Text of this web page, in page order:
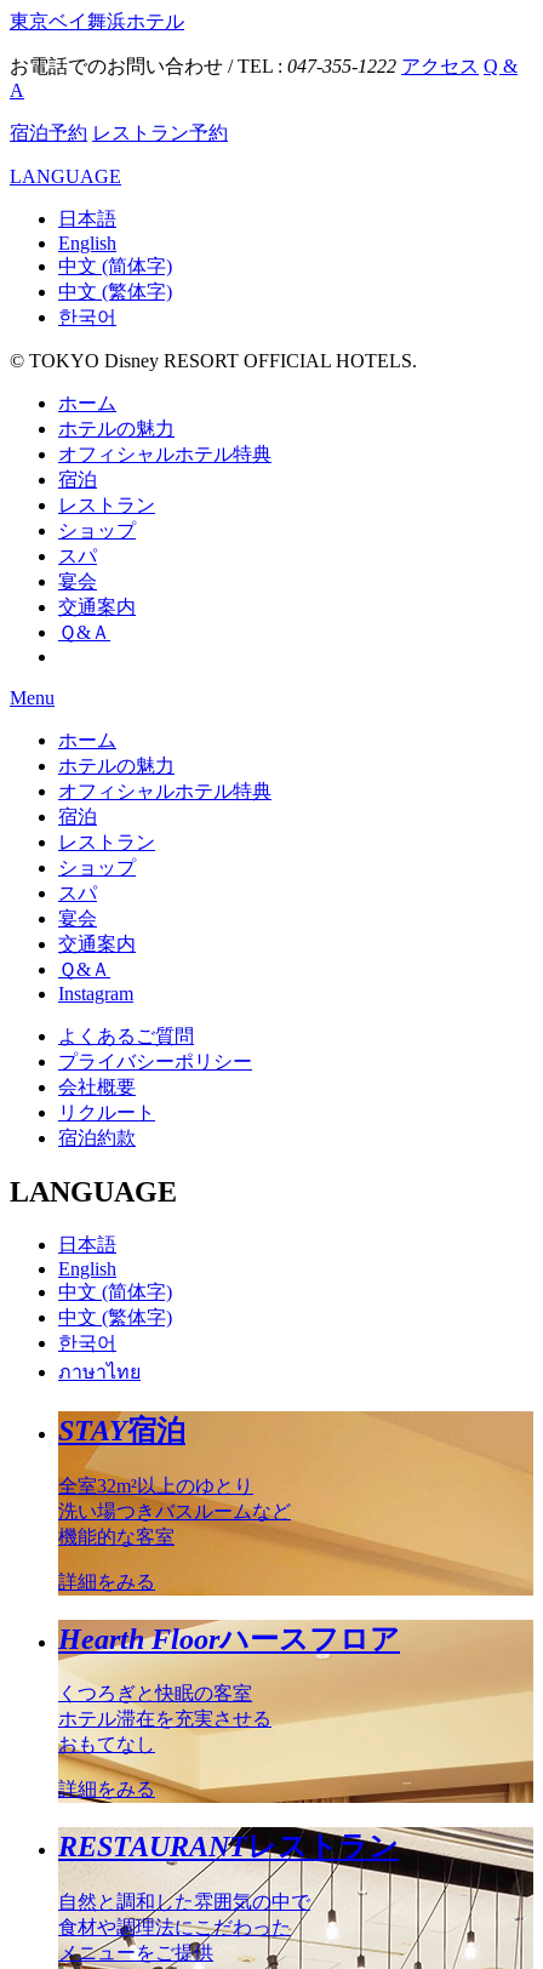
東京ベイ舞浜ホテル
お電話でのお問い合わせ / TEL : 047-355-1222 アクセス Q &
A
宿泊予約 レストラン予約
LANGUAGE
日本語
English
中文 (简体字)
中文 (繁体字)
한국어
© TOKYO Disney RESORT OFFICIAL HOTELS.
ホーム
ホテルの魅力
オフィシャルホテル特典
宿泊
レストラン
ショップ
スパ
宴会
交通案内
Ｑ&Ａ
Menu
ホーム
ホテルの魅力
オフィシャルホテル特典
宿泊
レストラン
ショップ
スパ
宴会
交通案内
Ｑ&Ａ
Instagram
よくあるご質問
プライバシーポリシー
会社概要
リクルート
宿泊約款
LANGUAGE
日本語
English
中文 (简体字)
中文 (繁体字)
한국어
ภาษาไทย
STAY宿泊
全室32m²以上のゆとり
洗い場つきバスルームなど
機能的な客室
詳細をみる
Hearth Floorハースフロア
くつろぎと快眠の客室
ホテル滞在を充実させる
おもてなし
詳細をみる
RESTAURANTレストラン
自然と調和した雰囲気の中で
食材や調理法にこだわった
メニューをご提供